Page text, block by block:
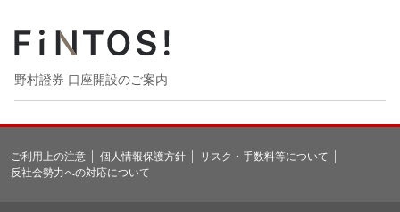
野村證券 口座開設のご案内
ご利用上の注意 個人情報保護方針
リスク・手数料等について
反社会勢力への対応について